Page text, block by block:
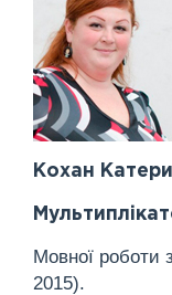
Кохан
Мовної роботи
2015).